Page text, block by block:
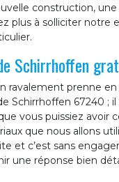
construction,
plus à solliciter notre
Schirrhoffen
ravalement prenne
Schirrhoffen 67240 ;
vous puissiez avoir
que nous allons
et c’est sans
une réponse bien